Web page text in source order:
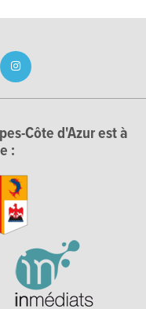
Côte d'Azur est à
: